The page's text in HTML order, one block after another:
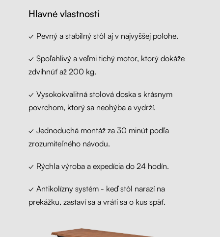
Hlavné vlastnosti
✓ Pevný a stabilný stôl aj v najvyššej polohe.
✓ Spoľahlivý a veľmi tichý motor, ktorý dokáže
zdvihnúť až 200 kg.
✓ Vysokokvalitná stolová doska s krásnym
povrchom, ktorý sa neohýba a vydrží.
✓ Jednoduchá montáž za 30 minút podľa
zrozumiteľného návodu.
✓ Rýchla výroba a expedícia do 24 hodín.
✓ Antikolízny systém - keď stôl narazí na
prekážku, zastaví sa a vráti sa o kus späť.